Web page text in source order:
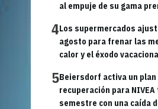
al empuje de su gama
4Los supermercados
agosto para frenar las
calor y el éxodo
5Beiersdorf activa un plan
recuperación para
semestre con una caída